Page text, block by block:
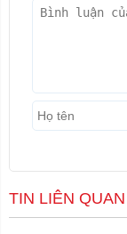
TIN LIÊN QUAN